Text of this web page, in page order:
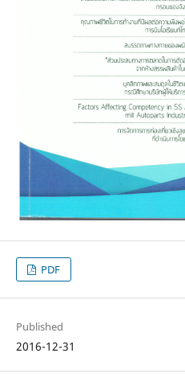
PDF
Published
2016-12-31